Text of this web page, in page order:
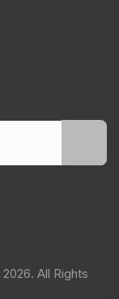
2026. All Rights